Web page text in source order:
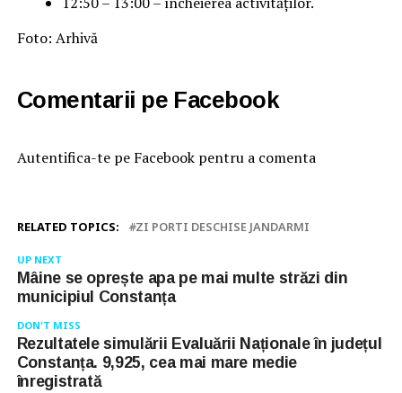
Foto: Arhivă
Comentarii pe Facebook
Autentifica-te pe Facebook pentru a comenta
RELATED TOPICS: ZI PORTI DESCHISE JANDARMI
UP NEXT
Mâine se oprește apa pe mai multe străzi din
municipiul Constanța
DON'T MISS
Rezultatele simulării Evaluării Naționale în județul
Constanța. 9,925, cea mai mare medie
înregistrată